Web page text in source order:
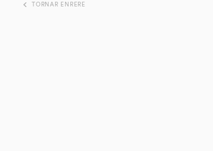
TORNAR ENRERE